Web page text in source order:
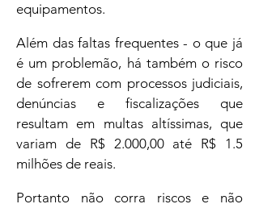
equipamentos.
Além das faltas frequentes - o que já
é um problemão, há também o risco
de sofrerem com processos judiciais,
denúncias e fiscalizações que
resultam em multas altíssimas, que
variam de R$ 2.000,00 até R$ 1.5
milhões de reais.
Portanto não corra riscos e não